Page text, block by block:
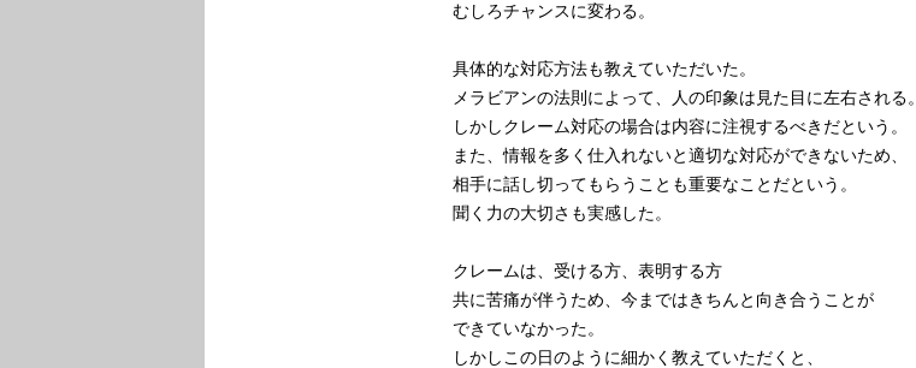
むしろチャンスに変わる。
具体的な対応方法も教えていただいた。
メラビアンの法則によって、人の印象は見た目に左右される。
しかしクレーム対応の場合は内容に注視するべきだという。
また、情報を多く仕入れないと適切な対応ができないため、
相手に話し切ってもらうことも重要なことだという。
聞く力の大切さも実感した。
クレームは、受ける方、表明する方
共に苦痛が伴うため、今まではきちんと向き合うことが
できていなかった。
しかしこの日のように細かく教えていただくと、